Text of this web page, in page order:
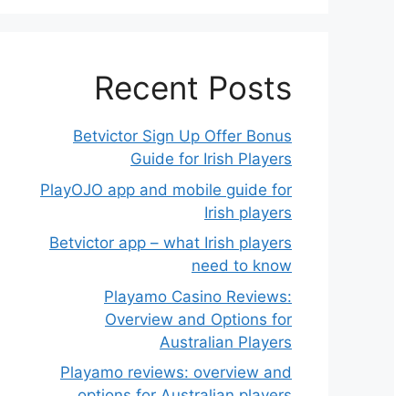
Recent Posts
Betvictor Sign Up Offer Bonus
Guide for Irish Players
PlayOJO app and mobile guide for
Irish players
Betvictor app – what Irish players
need to know
Playamo Casino Reviews:
Overview and Options for
Australian Players
Playamo reviews: overview and